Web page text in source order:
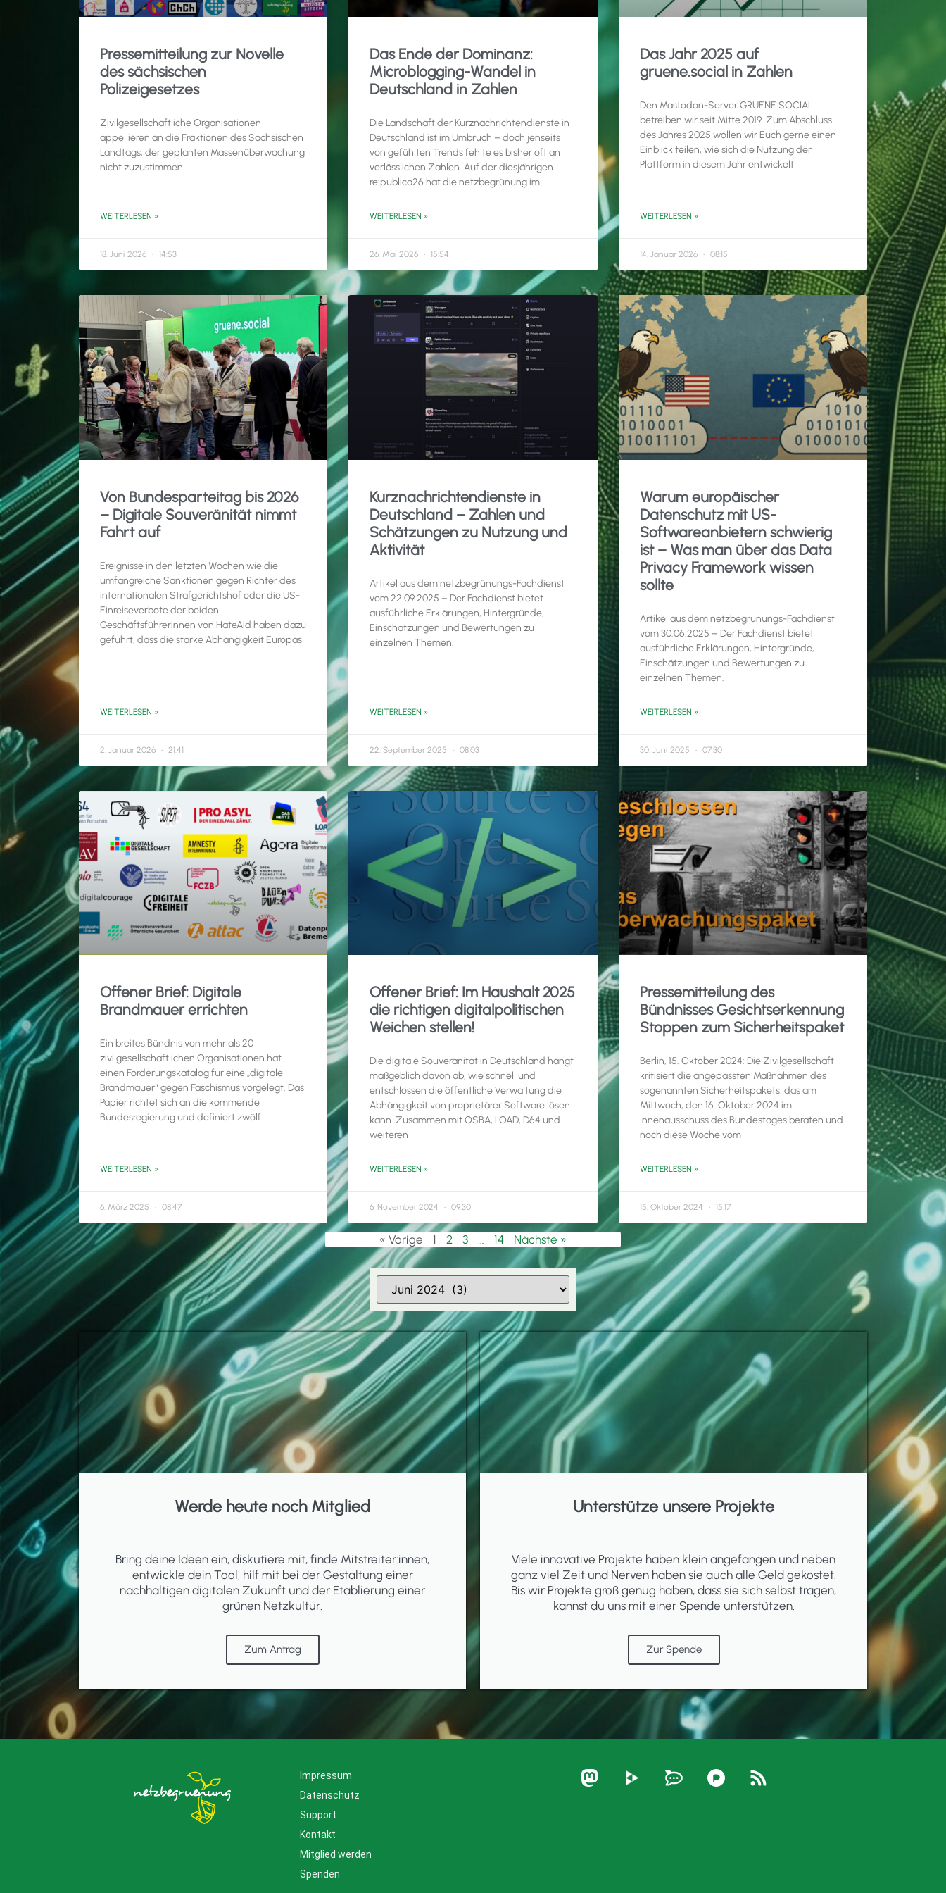
Pressemitteilung zur Novelle
des sächsischen
Polizeigesetzes
Zivilgesellschaftliche Organisationen
appellieren an die Fraktionen des Sächsischen
Landtags, der geplanten Massenüberwachung
nicht zuzustimmen
WEITERLESEN »
18. Juni 2026 14:53
Das Ende der Dominanz:
Microblogging-Wandel in
Deutschland in Zahlen
Die Landschaft der Kurznachrichtendienste in
Deutschland ist im Umbruch – doch jenseits
von gefühlten Trends fehlte es bisher oft an
verlässlichen Zahlen. Auf der diesjährigen
re:publica26 hat die netzbegrünung im
WEITERLESEN »
26. Mai 2026 15:54
Das Jahr 2025 auf
gruene.social in Zahlen
Den Mastodon-Server GRUENE.SOCIAL
betreiben wir seit Mitte 2019. Zum Abschluss
des Jahres 2025 wollen wir Euch gerne einen
Einblick teilen, wie sich die Nutzung der
Plattform in diesem Jahr entwickelt
WEITERLESEN »
14. Januar 2026 08:15
Von Bundesparteitag bis 2026
– Digitale Souveränität nimmt
Fahrt auf
Ereignisse in den letzten Wochen wie die
umfangreiche Sanktionen gegen Richter des
internationalen Strafgerichtshof oder die US-
Einreiseverbote der beiden
Geschäftsführerinnen von HateAid haben dazu
geführt, dass die starke Abhängigkeit Europas
WEITERLESEN »
2. Januar 2026 21:41
Kurznachrichtendienste in
Deutschland – Zahlen und
Schätzungen zu Nutzung und
Aktivität
Artikel aus dem netzbegrünungs-Fachdienst
vom 22.09.2025 – Der Fachdienst bietet
ausführliche Erklärungen, Hintergründe,
Einschätzungen und Bewertungen zu
einzelnen Themen.
WEITERLESEN »
22. September 2025 08:03
Warum europäischer
Datenschutz mit US-
Softwareanbietern schwierig
ist – Was man über das Data
Privacy Framework wissen
sollte
Artikel aus dem netzbegrünungs-Fachdienst
vom 30.06.2025 – Der Fachdienst bietet
ausführliche Erklärungen, Hintergründe,
Einschätzungen und Bewertungen zu
einzelnen Themen.
WEITERLESEN »
30. Juni 2025 07:30
Offener Brief: Digitale
Brandmauer errichten
Ein breites Bündnis von mehr als 20
zivilgesellschaftlichen Organisationen hat
einen Forderungskatalog für eine „digitale
Brandmauer“ gegen Faschismus vorgelegt. Das
Papier richtet sich an die kommende
Bundesregierung und definiert zwölf
WEITERLESEN »
6. März 2025 08:47
Offener Brief: Im Haushalt 2025
die richtigen digitalpolitischen
Weichen stellen!
Die digitale Souveränität in Deutschland hängt
maßgeblich davon ab, wie schnell und
entschlossen die öffentliche Verwaltung die
Abhängigkeit von proprietärer Software lösen
kann. Zusammen mit OSBA, LOAD, D64 und
weiteren
WEITERLESEN »
6. November 2024 09:30
Pressemitteilung des
Bündnisses Gesichtserkennung
Stoppen zum Sicherheitspaket
Berlin, 15. Oktober 2024: Die Zivilgesellschaft
kritisiert die angepassten Maßnahmen des
sogenannten Sicherheitspakets, das am
Mittwoch, den 16. Oktober 2024 im
Innenausschuss des Bundestages beraten und
noch diese Woche vom
WEITERLESEN »
15. Oktober 2024 15:17
« Vorige 1 2 3 14 Nächste »
Werde heute noch Mitglied
Bring deine Ideen ein, diskutiere mit, finde Mitstreiter:innen,
entwickle dein Tool, hilf mit bei der Gestaltung einer
nachhaltigen digitalen Zukunft und der Etablierung einer
grünen Netzkultur.
Zum Antrag
Unterstütze unsere Projekte
Viele innovative Projekte haben klein angefangen und neben
ganz viel Zeit und Nerven haben sie auch alle Geld gekostet.
Bis wir Projekte groß genug haben, dass sie sich selbst tragen,
kannst du uns mit einer Spende unterstützen.
Zur Spende
Impressum
Datenschutz
Support
Kontakt
Mitglied werden
Spenden